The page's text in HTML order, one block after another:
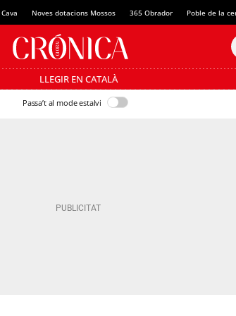
Noves dotacions Mossos 365 Obrador Poble de la
LLEGIR EN CATALÀ
Passa’t al mode estalvi